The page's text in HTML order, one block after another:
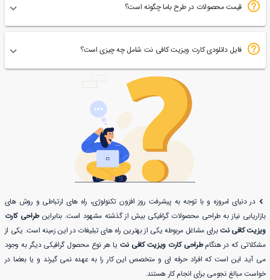
قیمت محصولات در طرح باما چگونه است؟
فایل دانلودی کارت ویزیت کافی نت شامل چه چیزی است؟
در دنیای امروزه و با توجه به پیشرفت روز افزون تکنولوژی، راه های ارتباطی و روش های
بازاریابی نیاز به طراحی محصولات گرافیکی بیش از گذشته مشهود است. بنابراینطراحی کارت
ویزیت کافی نتبرای مشاغل مربوطه یکی از بهترین راه های تبلیغات در این زمینه است. یکی از
مشکلاتی که در هنگامطراحی کارت ویزیت کافی نت یا هر نوع محصول گرافیکی دیگر به وجود
می آید این است که افراد حرفه ای و متخصص این کار را به عهده نمی گیرند و یا بعضا در
خواست مبالغ نجومی برای انجام کار هستند.